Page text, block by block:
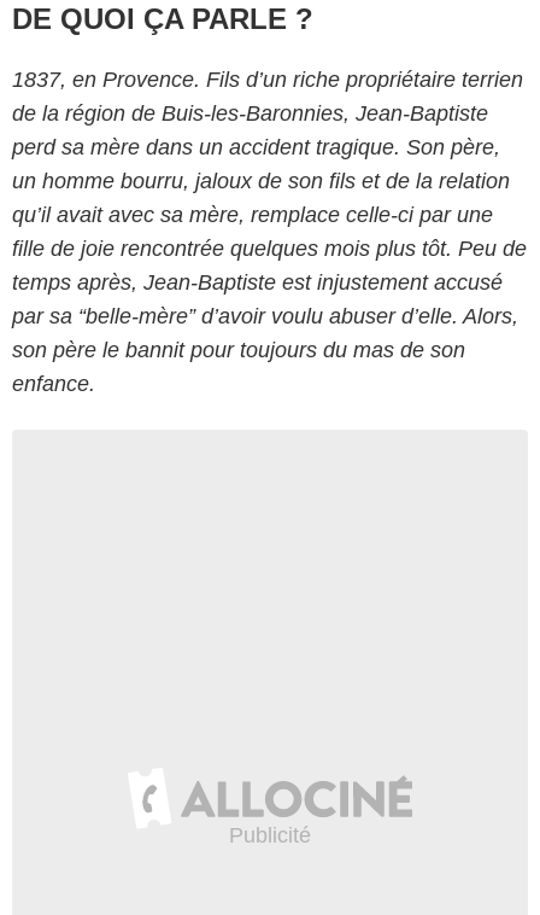
DE QUOI ÇA PARLE ?
1837, en Provence. Fils d’un riche propriétaire terrien
de la région de Buis-les-Baronnies, Jean-Baptiste
perd sa mère dans un accident tragique. Son père,
un homme bourru, jaloux de son fils et de la relation
qu’il avait avec sa mère, remplace celle-ci par une
fille de joie rencontrée quelques mois plus tôt. Peu de
temps après, Jean-Baptiste est injustement accusé
par sa “belle-mère” d’avoir voulu abuser d’elle. Alors,
son père le bannit pour toujours du mas de son
enfance.